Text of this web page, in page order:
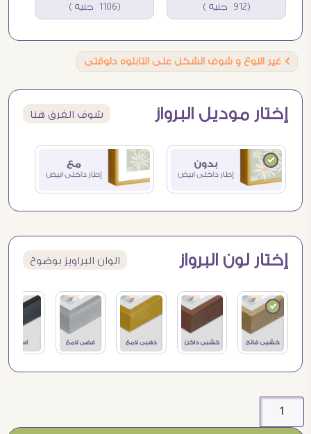
(912 جنيه ) (1106 جنيه )
Ö غير النوع و شوف الشكل على التابلوه دلوقتى
إختار موديل البرواز شوف الفرق هنا
إختار لون البرواز الوان البراويز بوضوح